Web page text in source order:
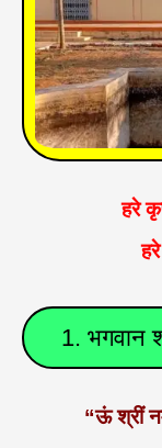
हरे
1. भगवान
“ऊं श्रीं